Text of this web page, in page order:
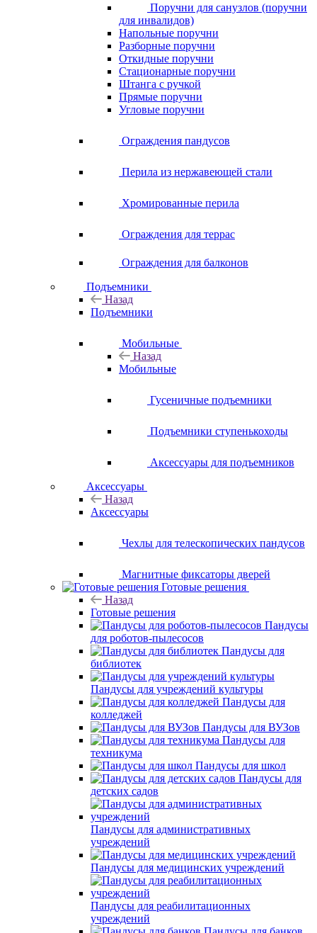
Поручни для санузлов (поручни
для инвалидов)
Напольные поручни
Разборные поручни
Откидные поручни
Стационарные поручни
Штанга с ручкой
Прямые поручни
Угловые поручни
Ограждения пандусов
Перила из нержавеющей стали
Хромированные перила
Ограждения для террас
Ограждения для балконов
Подъемники
Назад
Подъемники
Мобильные
Назад
Мобильные
Гусеничные подъемники
Подъемники ступенькоходы
Аксессуары для подъемников
Аксессуары
Назад
Аксессуары
Чехлы для телескопических пандусов
Магнитные фиксаторы дверей
Готовые решения
Назад
Готовые решения
Пандусы
для роботов-пылесосов
Пандусы для
библиотек
Пандусы для учреждений культуры
Пандусы для
колледжей
Пандусы для ВУЗов
Пандусы для
техникума
Пандусы для школ
Пандусы для
детских садов
Пандусы для административных
учреждений
Пандусы для медицинских учреждений
Пандусы для реабилитационных
учреждений